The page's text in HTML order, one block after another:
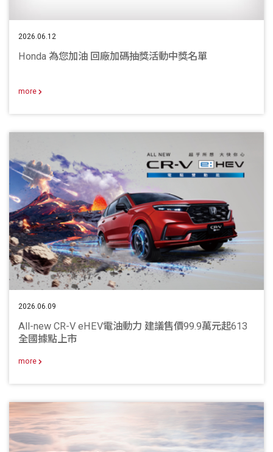
2026.06.12
Honda 為您加油 回廠加碼抽獎活動中獎名單
more
2026.06.09
All-new CR-V eHEV電油動力 建議售價99.9萬元起613
全國據點上市
more